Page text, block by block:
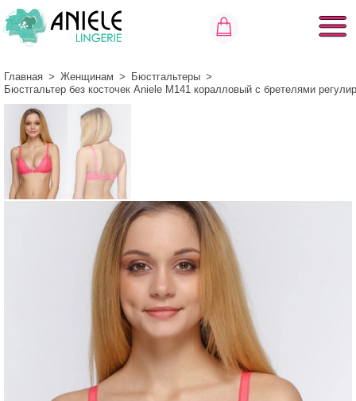
Главная > Женщинам > Бюстгальтеры >
Бюстгальтер без косточек Aniele М141 коралловый с бретелями